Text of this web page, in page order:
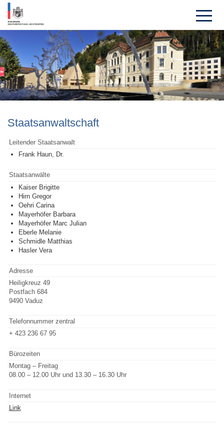
Staatsanwalt­schaft
Leitender Staatsanwalt
Frank Haun, Dr.
Staatsanwälte
Kaiser Brigitte
Hirn Gregor
Oehri Carina
Mayerhöfer Barbara
Mayerhöfer Marc Julian
Eberle Melanie
Schmidle Matthias
Hasler Vera
Adresse
Heiligkreuz 49
Postfach 684
9490 Vaduz
Telefonnummer zentral
+ 423 236 67 95
Bürozeiten
Montag – Freitag
08.00 – 12.00 Uhr und 13.30 – 16.30 Uhr
Internet
Link